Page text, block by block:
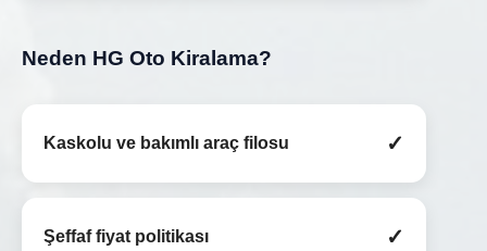
Neden HG Oto Kiralama?
Kaskolu ve bakımlı araç filosu ✓
Şeffaf fiyat politikası ✓